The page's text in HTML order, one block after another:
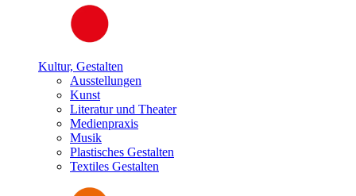
Kultur, Gestalten
Ausstellungen
Kunst
Literatur und Theater
Medienpraxis
Musik
Plastisches Gestalten
Textiles Gestalten